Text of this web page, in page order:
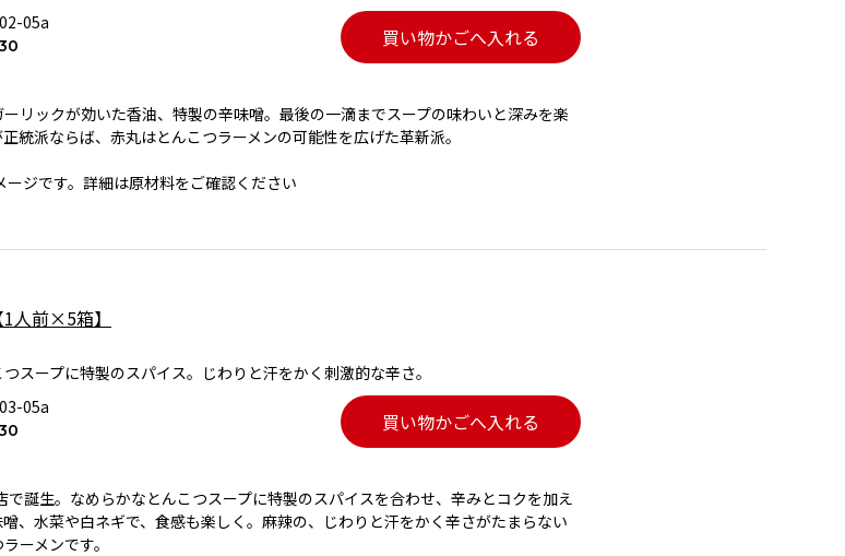
05a
買い物かごへ入れる
リックが効いた香油、特製の辛味噌。最後の一滴までスープの味わいと深みを楽
統派ならば、赤丸はとんこつラーメンの可能性を広げた革新派。
ジです。詳細は原材料をご確認ください
人前×5箱】
スープに特製のスパイス。じわりと汗をかく刺激的な辛さ。
05a
買い物かごへ入れる
で誕生。なめらかなとんこつスープに特製のスパイスを合わせ、辛みとコクを加え
、水菜や白ネギで、食感も楽しく。麻辣の、じわりと汗をかく辛さがたまらない
ーメンです。